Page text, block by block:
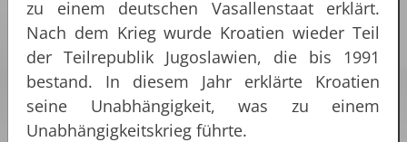
zu einem deutschen Vasallenstaat erklärt.
Nach dem Krieg wurde Kroatien wieder Teil
der Teilrepublik Jugoslawien, die bis 1991
bestand. In diesem Jahr erklärte Kroatien
seine Unabhängigkeit, was zu einem
Unabhängigkeitskrieg führte.